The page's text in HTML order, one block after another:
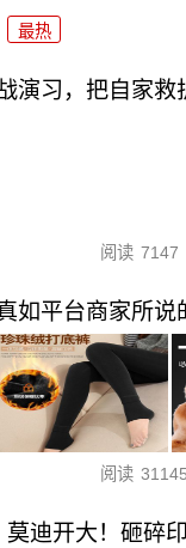
最热
演习，把自家救
阅读 7147
如平台商家所说
阅读 31145
莫迪开大！砸碎